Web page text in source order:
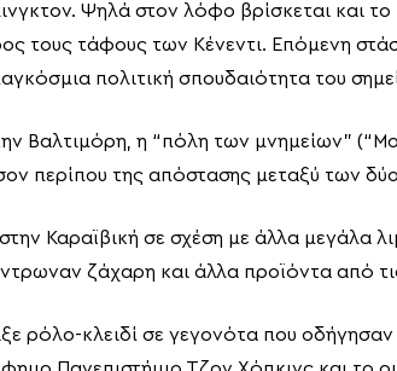
Ψηλά στον λόφο βρίσκεται και
τους τάφους των Κένεντι. Επόμενη
πολιτική σπουδαιότητα του
Βαλτιμόρη, η “πόλη των μνημείων”
περίπου της απόστασης μεταξύ των
Καραϊβική σε σχέση με άλλα μεγάλα
ζάχαρη και άλλα προϊόντα από
ρόλο-κλειδί σε γεγονότα που